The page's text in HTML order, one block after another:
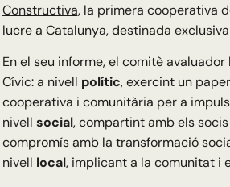
Constructiva, la primera cooperativa
lucre a Catalunya, destinada
En el seu informe, el comitè
Cívic: a nivell polític, exercint un
cooperativa i comunitària per a
nivell social, compartint amb els socis
compromís amb la transformació
nivell local, implicant a la comunitat i